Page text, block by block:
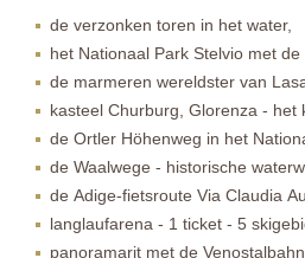
de verzonken toren in het water,
het Nationaal Park Stelvio met de
de marmeren wereldster van
kasteel Churburg, Glorenza - het
de Ortler Höhenweg in het
de Waalwege - historische
de Adige-fietsroute Via Claudia
langlaufarena - 1 ticket - 5
panoramarit met de Venostalbahn